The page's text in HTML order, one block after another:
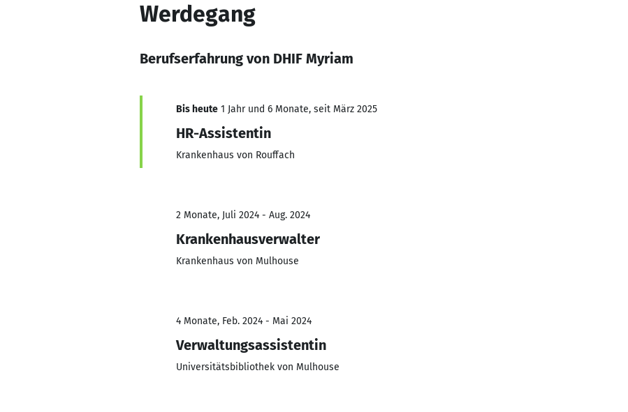
Werdegang
Berufserfahrung von DHIF Myriam
Bis heute 1 Jahr und 6 Monate, seit März 2025
HR-Assistentin
Krankenhaus von Rouffach
2 Monate, Juli 2024 - Aug. 2024
Krankenhausverwalter
Krankenhaus von Mulhouse
4 Monate, Feb. 2024 - Mai 2024
Verwaltungsassistentin
Universitätsbibliothek von Mulhouse